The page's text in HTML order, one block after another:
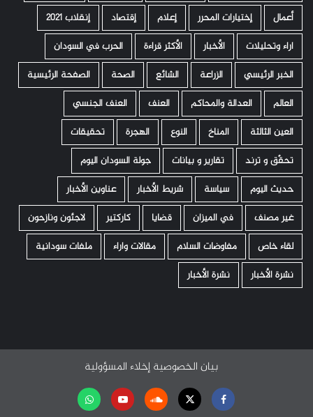
أعمال
إختيارات المحرر إعلام إقتصاد
إنقلاب 2021
اراء وتحليلات
الأخبار الأكثر قراءة
الحرب في السودان
الخبر الرئيسي
الزراعة الشائع الصحة
الصفحة الرئيسية
العالم
العدالة والمحاكم العنف
العنف الجنسي
العين الثالثة
المناخ النوع الهجرة
تحقيقات
تحقّق و ترند
تقارير و بيانات
جولة السودان اليوم
حديث اليوم
سياسة شريط الأخبار
عناوين الأخبار
غير مصنف
في الميزان قضايا كاركتير
لاجئون ونازحون
لقاء خاص
مفاوضات السلام مقالات واراء
ملفات سودانية
نشرة الأخبار
نشرة الأخبار
بيان الخصوصية إخلاء المسؤولية
Facebook
Twitter
Soundcloud
Youtubeتابعنا